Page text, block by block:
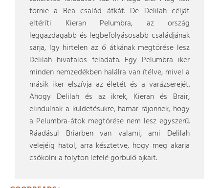
törnie a Bea család átkát. De Delilah célját
eltéríti Kieran Pelumbra, az ország
leggazdagabb és legbefolyásosabb családjának
sarja, így hirtelen az ő átkának megtörése lesz
Delilah hivatalos feladata. Egy Pelumbra iker
minden nemzedékben halálra van ítélve, mivel a
másik iker elszívja az életét és a varázserejét.
Ahogy Delilah és az ikrek, Kieran és Brair,
elindulnak a küldetésükre, hamar rájönnek, hogy
a Pelumbra-átok megtörése nem lesz egyszerű.
Ráadásul Briarben van valami, ami Delilah
velejéig hatol, arra késztetve, hogy meg akarja
csókolni a folyton lefelé görbülő ajkait.